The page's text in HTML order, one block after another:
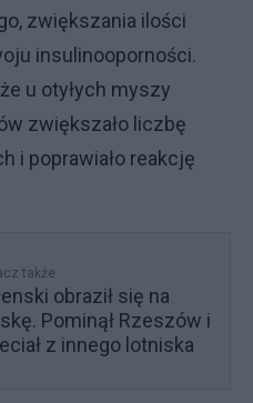
zwiększania ilości
insulinooporności.
u otyłych myszy
zwiększało liczbę
i poprawiało reakcję
także
obraził się na
Pominął Rzeszów i
z innego lotniska